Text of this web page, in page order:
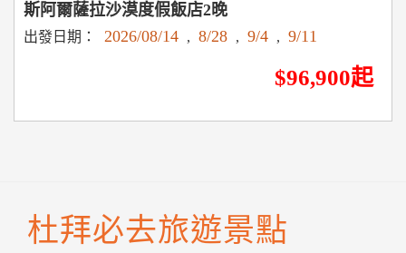
斯阿爾薩拉沙漠度假飯店2晚
出發日期： 2026/08/14 , 8/28 , 9/4 , 9/11
$96,900起
杜拜必去旅遊景點